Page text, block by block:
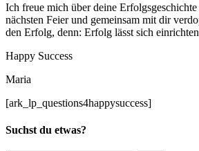
Ich freue mich über deine
nächsten Feier und gemeinsam mit dir
den Erfolg, denn: Erfolg lässt sich
Happy Success
Maria
[ark_lp_questions4happysuccess]
Suchst du etwas?